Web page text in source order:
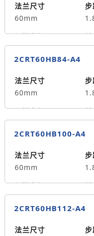
法兰尺寸
60mm
保持力矩N.m
2.5
8
重量kg
1.1
2CRT60HB84-A4
法兰尺寸
60mm
保持力矩N.m
3.0
8
重量kg
1.4
2CRT60HB100-A4
法兰尺寸
60mm
保持力矩N.m
3.6
8
2CRT60HB112-A4
法兰尺寸